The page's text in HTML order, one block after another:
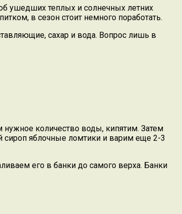
ушедших теплых и солнечных летних
в сезон стоит немного поработать.
сахар и вода. Вопрос лишь в
количество воды, кипятим. Затем
сироп яблочные ломтики и варим еще 2-3
его в банки до самого верха. Банки